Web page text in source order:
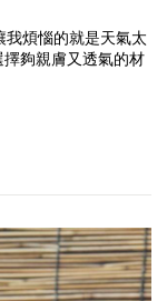
煩惱的就是天氣太
夠親膚又透氣的材